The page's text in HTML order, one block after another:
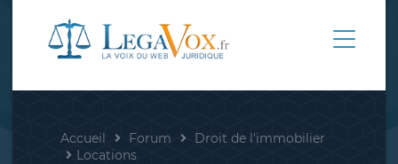
Accueil Forum
Droit de l'immobilier
Locations